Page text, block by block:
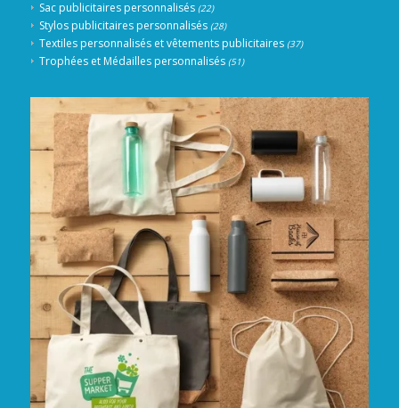
Sac publicitaires personnalisés (22)
Stylos publicitaires personnalisés (28)
Textiles personnalisés et vêtements publicitaires (37)
Trophées et Médailles personnalisés (51)